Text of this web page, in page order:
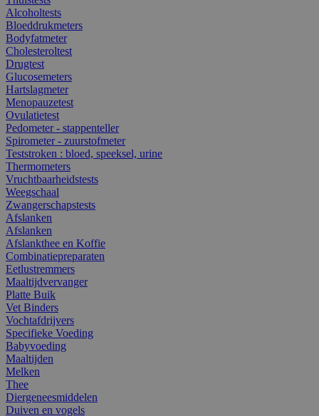
Alcoholtests
Bloeddrukmeters
Bodyfatmeter
Cholesteroltest
Drugtest
Glucosemeters
Hartslagmeter
Menopauzetest
Ovulatietest
Pedometer - stappenteller
Spirometer - zuurstofmeter
Teststroken : bloed, speeksel, urine
Thermometers
Vruchtbaarheidstests
Weegschaal
Zwangerschapstests
Afslanken
Afslanken
Afslankthee en Koffie
Combinatiepreparaten
Eetlustremmers
Maaltijdvervanger
Platte Buik
Vet Binders
Vochtafdrijvers
Specifieke Voeding
Babyvoeding
Maaltijden
Melken
Thee
Diergeneesmiddelen
Duiven en vogels